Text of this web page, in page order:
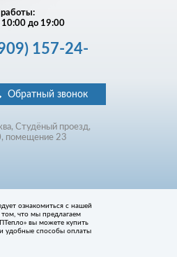
10:00 до 19:00
157-24-
Обратный звонок
Студёный проезд,
помещение 23
ознакомиться с нашей
что мы предлагаем
вы можете купить
удобные способы оплаты